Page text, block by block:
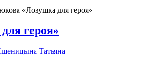
«Ловушка для героя»
героя»
Татьяна